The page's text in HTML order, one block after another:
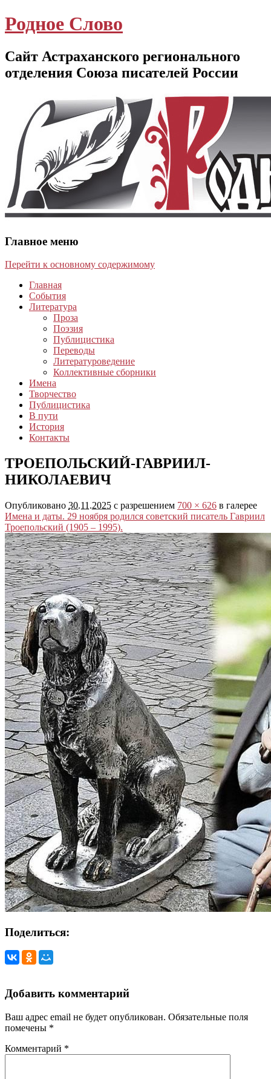
Родное Слово
Сайт Астраханского регионального
отделения Союза писателей России
Главное меню
Перейти к основному содержимому
Главная
События
Литература
Проза
Поэзия
Публицистика
Переводы
Литературоведение
Коллективные сборники
Имена
Творчество
Публицистика
В пути
История
Контакты
ТРОЕПОЛЬСКИЙ-ГАВРИИЛ-
НИКОЛАЕВИЧ
Опубликовано 30.11.2025 с разрешением 700 × 626 в галерее
Имена и даты. 29 ноября родился советский писатель Гавриил
Троепольский (1905 – 1995).
Поделиться:
Добавить комментарий
Ваш адрес email не будет опубликован. Обязательные поля
помечены *
Комментарий *